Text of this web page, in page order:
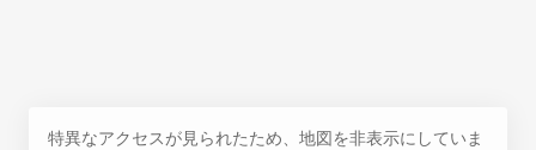
特異なアクセスが見られたため、地図を非表示にしていま